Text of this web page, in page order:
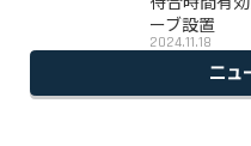
ーブ設置
2024.11.18
ニュ